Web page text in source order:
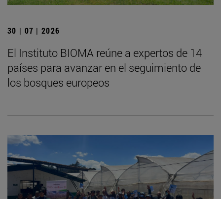
30 | 07 | 2026
El Instituto BIOMA reúne a expertos de 14
países para avanzar en el seguimiento de
los bosques europeos